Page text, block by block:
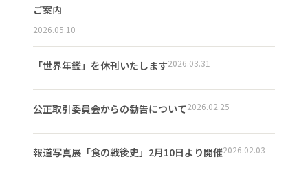
ご案内
2026.05.10
「世界年鑑」を休刊いたします2026.03.31
公正取引委員会からの勧告について2026.02.25
報道写真展「食の戦後史」2月10日より開催2026.02.03